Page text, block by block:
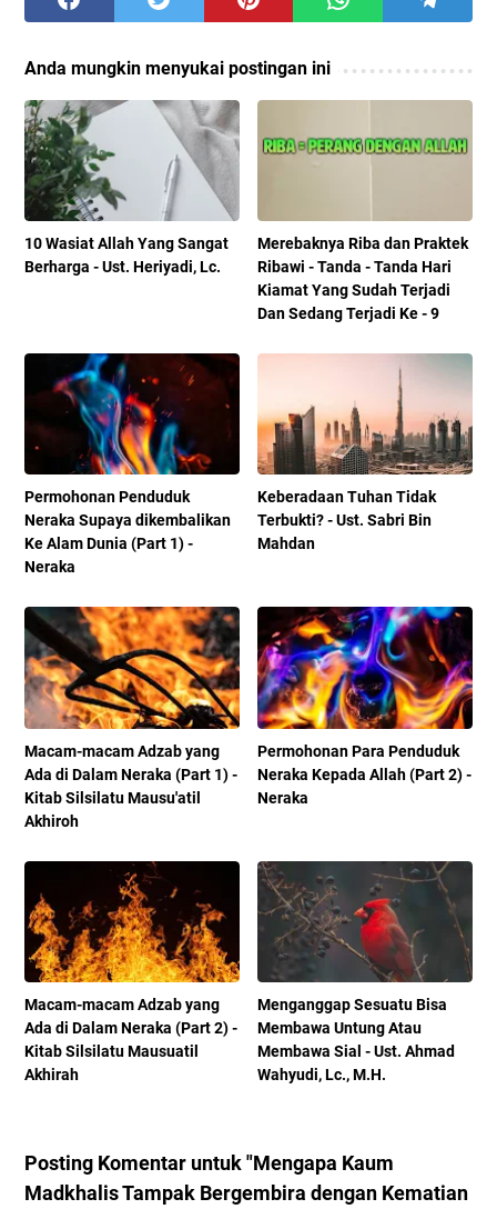
Anda mungkin menyukai postingan ini
10 Wasiat Allah Yang Sangat
Berharga - Ust. Heriyadi, Lc.
Merebaknya Riba dan Praktek
Ribawi - Tanda - Tanda Hari
Kiamat Yang Sudah Terjadi
Dan Sedang Terjadi Ke - 9
Permohonan Penduduk
Neraka Supaya dikembalikan
Ke Alam Dunia (Part 1) -
Neraka
Keberadaan Tuhan Tidak
Terbukti? - Ust. Sabri Bin
Mahdan
Macam-macam Adzab yang
Ada di Dalam Neraka (Part 1) -
Kitab Silsilatu Mausu'atil
Akhiroh
Permohonan Para Penduduk
Neraka Kepada Allah (Part 2) -
Neraka
Macam-macam Adzab yang
Ada di Dalam Neraka (Part 2) -
Kitab Silsilatu Mausuatil
Akhirah
Menganggap Sesuatu Bisa
Membawa Untung Atau
Membawa Sial - Ust. Ahmad
Wahyudi, Lc., M.H.
Posting Komentar untuk "Mengapa Kaum
Madkhalis Tampak Bergembira dengan Kematian